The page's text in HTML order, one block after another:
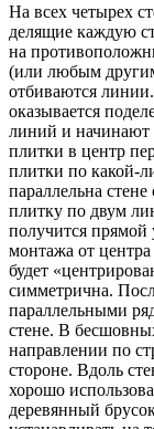
На всех четырех
делящие каждую
на
(или любым
отбиваются
оказывается
линий и начинают
плитки в центр
плитки по какой-
параллельна
плитку по двум
получится прямой
монтажа от
будет
симметрична.
параллельными
стене. В
направлении по
стороне. Вдоль
хорошо
деревянный